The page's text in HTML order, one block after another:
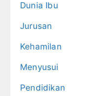
Dunia Ibu
Jurusan
Kehamilan
Menyusui
Pendidikan